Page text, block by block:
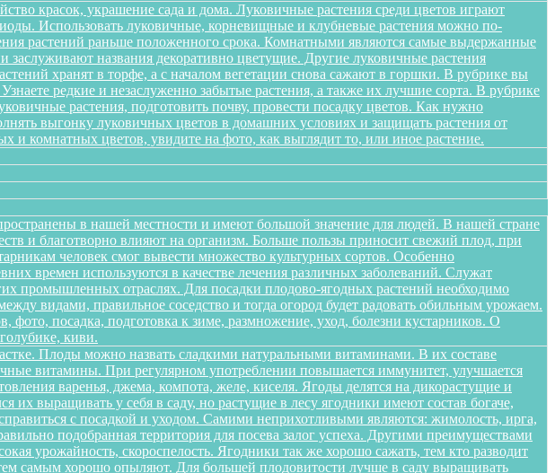
красок, украшение сада и дома. Луковичные растения среди цветов играют
Использовать луковичные, корневищные и клубневые растения можно по-
растений раньше положенного срока. Комнатными являются самые выдержанные
названия декоративно цветущие. Другие луковичные растения
хранят в торфе, а с началом вегетации снова сажают в горшки. В рубрике вы
редкие и незаслуженно забытые растения, а также их лучшие сорта. В рубрике
растения, подготовить почву, провести посадку цветов. Как нужно
выгонку луковичных цветов в домашних условиях и защищать растения от
комнатных цветов, увидите на фото, как выглядит то, или иное растение.
в нашей местности и имеют большой значение для людей. В нашей стране
и благотворно влияют на организм. Больше пользы приносит свежий плод, при
человек смог вывести множество культурных сортов. Особенно
времен используются в качестве лечения различных заболеваний. Служат
промышленных отраслях. Для посадки плодово-ягодных растений необходимо
видами, правильное соседство и тогда огород будет радовать обильным урожаем.
фото, посадка, подготовка к зиме, размножение, уход, болезни кустарников. О
киви.
Плоды можно назвать сладкими натуральными витаминами. В их составе
витамины. При регулярном употреблении повышается иммунитет, улучшается
варенья, джема, компота, желе, киселя. Ягоды делятся на дикорастущие и
выращивать у себя в саду, но растущие в лесу ягодники имеют состав богаче,
с посадкой и уходом. Самими неприхотливыми являются: жимолость, ирга,
подобранная территория для посева залог успеха. Другими преимуществами
урожайность, скороспелость. Ягодники так же хорошо сажать, тем кто разводит
самым хорошо опыляют. Для большей плодовитости лучше в саду выращивать